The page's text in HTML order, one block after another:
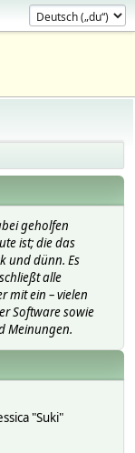
geholfen
ist; die das
und dünn. Es
alle
mit ein – vielen
Software sowie
Meinungen.
"Suki"